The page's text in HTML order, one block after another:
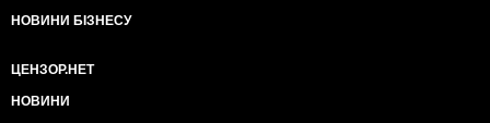
НОВИНИ БІЗНЕСУ
ЦЕНЗОР.НЕТ
НОВИНИ